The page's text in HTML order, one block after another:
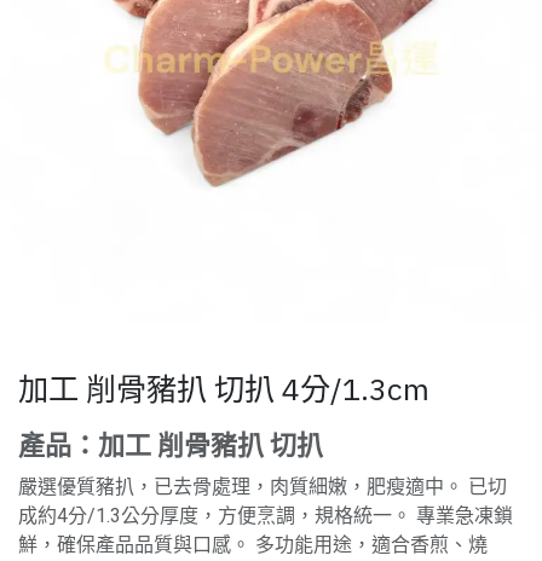
加工 削骨豬扒 切扒 4分/1.3cm
產品：加工 削骨豬扒 切扒
嚴選優質豬扒，已去骨處理，肉質細嫩，肥瘦適中。 已切
成約4分/1.3公分厚度，方便烹調，規格統一。 專業急凍鎖
鮮，確保產品品質與口感。 多功能用途，適合香煎、燒